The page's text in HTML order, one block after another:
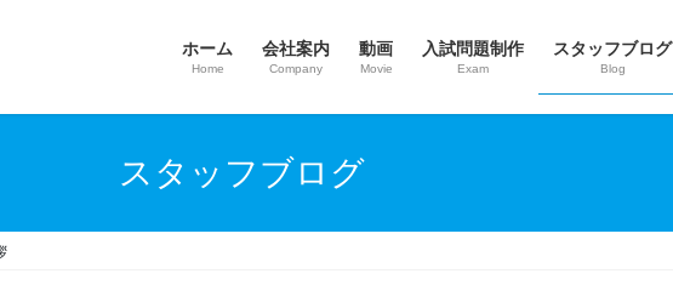
ホーム
Home
会社案内
Company
動画
Movie
入試問題制作
Exam
スタッフブログ
Blog
スタッフブログ